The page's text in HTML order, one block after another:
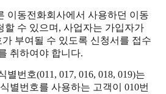
이동전화회사에서 사용하던 이동
할 수 있으며, 사업자는 가입자가
부여될 수 있도록 신청서를 접수
취하여야 합니다.
번호(011, 017, 016, 018, 019)는
별번호를 사용하는 고객이 010번